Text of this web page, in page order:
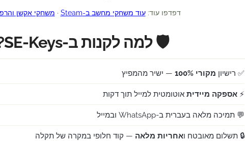
דפדפו עוד:עוד משחקי מחשב ב-Steam · משחקי אקשן
🛡️ למה לקנות ב-SE-Keys?
✅ רישיון מקורי 100% — ישיר מהמפיץ
⚡ אספקה מיידית אוטומטית למייל תוך דקות
💬 תמיכה מלאה בעברית ב-WhatsApp ובמייל
🔒 תשלום מאובטח ואחריות מלאה — קוד חלופי במקרה של תקלה